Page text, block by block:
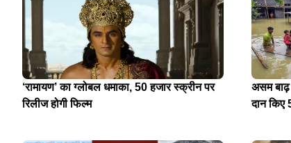
‘रामायण’ का ग्लोबल धमाका, 50 हजार स्क्रीन पर
रिलीज होगी फिल्म
असम
दान किए